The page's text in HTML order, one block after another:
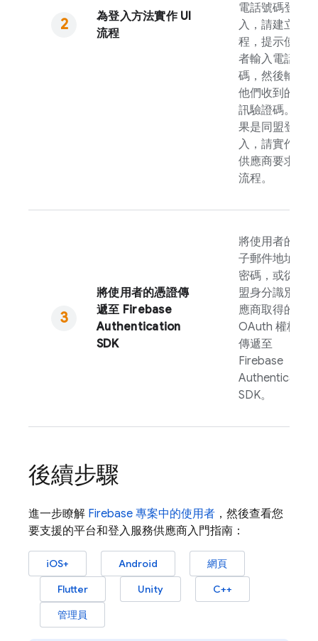
為登入方法實作 UI
流程
電話號碼登
入，請建立流
程，提示使用
者輸入電話號
碼，然後輸入
他們收到的簡
訊驗證碼。如
果是同盟登
入，請實作各
供應商要求的
流程。
將使用者的憑證傳
遞至 Firebase
Authentication
SDK
將使用者的電
子郵件地址和
密碼，或從同
盟身分識別供
應商取得的
OAuth 權杖，
傳遞至
Firebase
Authentication
SDK。
後續步驟
進一步瞭解 Firebase 專案中的使用者 ，然後查看您
要支援的平台和登入服務供應商入門指南：
iOS+ Android
網頁
Flutter
Unity
C++
管理員